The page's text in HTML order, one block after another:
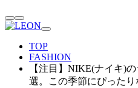
TOP
FASHION
【注目】NIKE(ナイキ)
選。この季節にぴったり